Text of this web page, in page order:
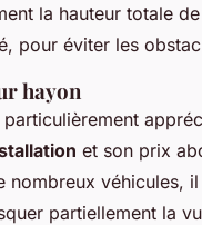
la hauteur totale
pour éviter les
hayon
et son prix
nombreux véhicules,
partiellement la